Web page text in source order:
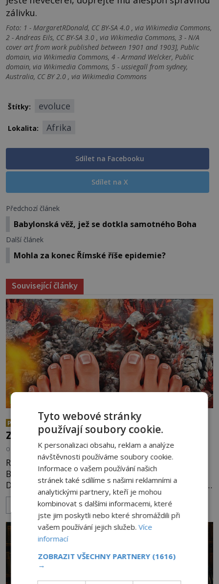
zálivku.
Foto: 1 - MargaretRDonald, CC BY-SA 4.0 , via Wikimedia Commons,
2 - Andreas Eils, CC BY-SA 3.0 , via Wikimedia Commons, 3 - N/A
cover art from work published between 1901 and 1903], Public
domain, via Wikimedia Commons, 4 - Armand Welcker, Public
domain, via Wikimedia Commons, 5 - ussiegall from sydney,
Australia, CC BY 2.0 , via Wikimedia Commons
Štítky: evoluce
Lokalita: Afrika
Sdílet na Facebooku
Sdílet na X
Předchozí článek
Babylonská věž, jež se dotkla samotného Boha
Další článek
Mohla za konec Římské říše epidemie?
Související články
PREMIUM
Chůze po žhavých uhlících:
Zázrak nebo podvod?
OD KAROLÍNA TRNKOVÁ 4.8.2026 3.3TIS
Rituál chůze po žhavých uhlících je zmiňován i v
Bibli, první zmínky ale pochází už z doby železné.
Dnes je využíván nejrůznějšími šamany k nalezení
spirituální síly či vnitřního klidu. Jak funguje a proč
si při něm člověk nepopálí nohy, což bylo
objektivně dokázáno? Je na něm i něco
nadpřirozeného? Histori
ZOBRAZIT VÍCE
Tyto webové stránky
používají soubory cookie.
K personalizaci obsahu, reklam a analýze
návštěvnosti používáme soubory cookie.
Informace o vašem používání našich
stránek také sdílíme s našimi reklamními a
analytickými partnery, kteří je mohou
kombinovat s dalšími informacemi, které
jste jim poskytli nebo které shromáždili při
vašem používání jejich služeb.Více
informací
ZOBRAZIT VŠECHNY PARTNERY (1616)
→